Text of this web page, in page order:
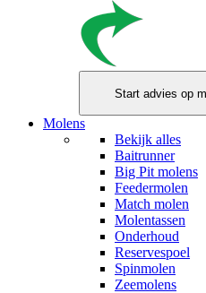
Molens
Bekijk alles
Baitrunner
Big Pit molens
Feedermolen
Match molen
Molentassen
Onderhoud
Reservespoel
Spinmolen
Zeemolens